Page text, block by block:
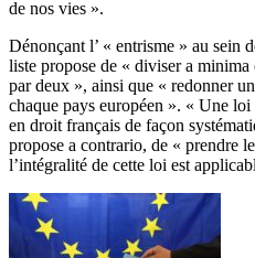
de nos vies ».
Dénonçant l’ « entrisme » au sein
liste propose de « diviser a
par deux », ainsi que « redonner
chaque pays européen ». « Une
en droit français de façon
propose a contrario, de « prendre
l’intégralité de cette loi est